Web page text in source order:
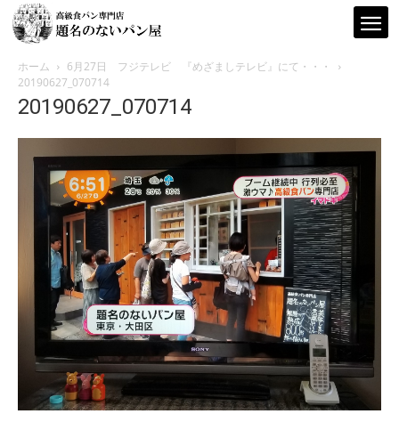
ホーム
6月27日 フジテレビ 『めざましテレビ』にて・・・
20190627_070714
20190627_070714